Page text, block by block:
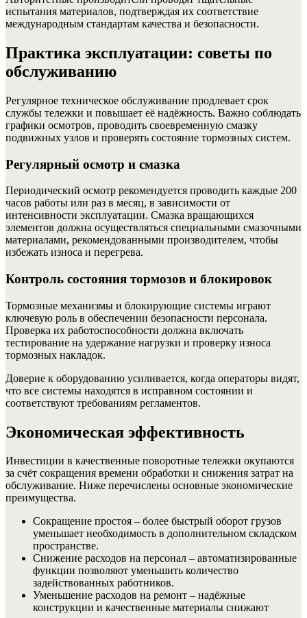
испытания материалов, подтверждая их соответствие
международным стандартам качества и безопасности.
Практика эксплуатации: советы по
обслуживанию
Регулярное техническое обслуживание продлевает срок
службы тележки и повышает её надёжность. Важно соблюдать
графики осмотров, проводить своевременную смазку
подвижных узлов и проверять состояние тормозных систем.
Регулярный осмотр и смазка
Периодический осмотр рекомендуется проводить каждые 200
часов работы или раз в месяц, в зависимости от
интенсивности эксплуатации. Смазка вращающихся
элементов должна осуществляться специальными смазочными
материалами, рекомендованными производителем, чтобы
избежать износа и перегрева.
Контроль состояния тормозов и блокировок
Тормозные механизмы и блокирующие системы играют
ключевую роль в обеспечении безопасности персонала.
Проверка их работоспособности должна включать
тестирование на удержание нагрузки и проверку износа
тормозных накладок.
Доверие к оборудованию усиливается, когда операторы видят,
что все системы находятся в исправном состоянии и
соответствуют требованиям регламентов.
Экономическая эффективность
Инвестиции в качественные поворотные тележки окупаются
за счёт сокращения времени обработки и снижения затрат на
обслуживание. Ниже перечислены основные экономические
преимущества.
Сокращение простоя – более быстрый оборот грузов
уменьшает необходимость в дополнительном складском
пространстве.
Снижение расходов на персонал – автоматизированные
функции позволяют уменьшить количество
задействованных работников.
Уменьшение расходов на ремонт – надёжные
конструкции и качественные материалы снижают